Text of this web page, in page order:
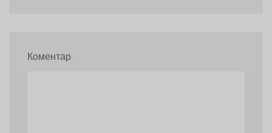
Коментар